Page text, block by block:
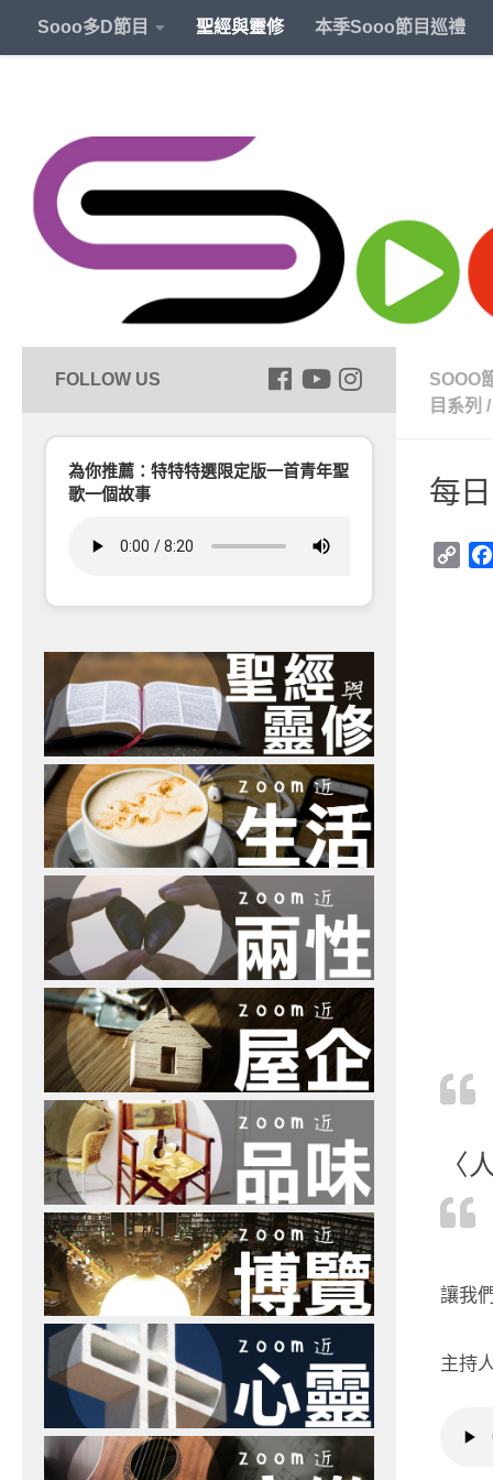
Sooo多D節目 聖經與靈修 本季Sooo節目巡禮
SOOO
目系列 /
每
〈
讓我
主持
為你推薦：特特特選限定版一首青年聖
歌一個故事